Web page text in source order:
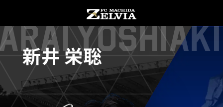
チケット購入 オンラインストア
Yoshiaki
新井 栄聡